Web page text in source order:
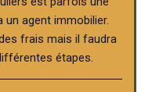
un agent immobilier.
frais mais il faudra
étapes.